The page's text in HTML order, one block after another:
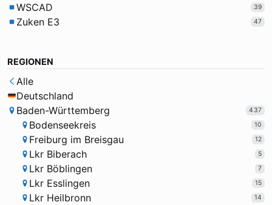
WSCAD 39
Zuken E3 47
REGIONEN
Alle
Deutschland
Baden-Württemberg
437
Bodenseekreis 10
Freiburg im Breisgau 12
Lkr Biberach 5
Lkr Böblingen 7
Lkr Esslingen 15
Lkr Heilbronn 14